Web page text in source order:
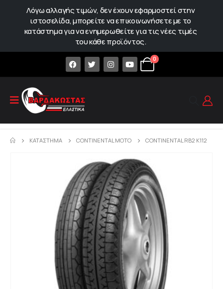
Λόγω αλλαγής τιμών, δεν έχουν εφαρμοστεί στην
ιστοσελίδα, μπορείτε να επικοινωνήσετε με το
κατάστημα για να ενημερωθείτε για τις νέες τιμές
του κάθε προϊόντος.
0
ΚΑΤΆΣΤΗΜΑ CONTINENTAL MOTO CONTINENTAL RB2 K112